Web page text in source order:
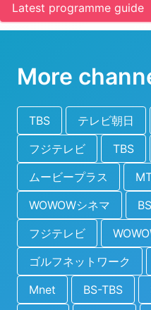
Latest programme guide
More
TBS テレビ朝日
フジテレビ
TBS
ムービープラス
WOWOWシネマ
フジテレビ
ゴルフネットワーク
Mnet
BS-TBS